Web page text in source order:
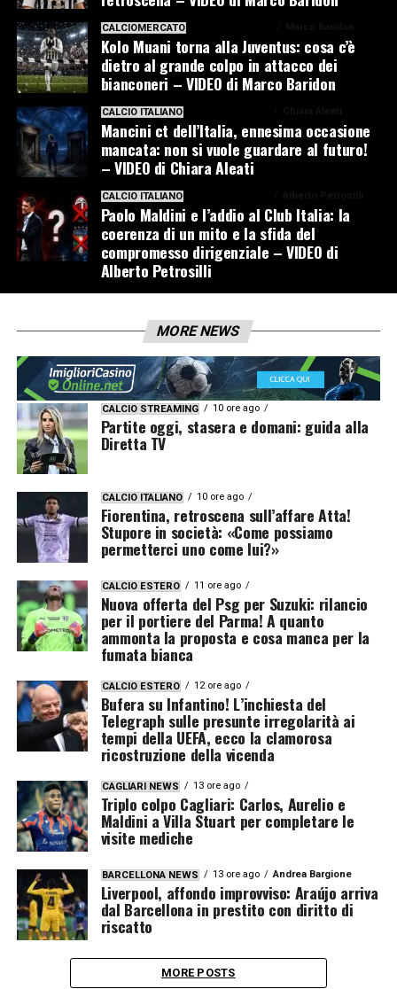
CALCIOMERCATO
Kolo Muani torna alla Juventus: cosa c’è
dietro al grande colpo in attacco dei
bianconeri – VIDEO di Marco Baridon
CALCIO ITALIANO
Mancini ct dell’Italia, ennesima occasione
mancata: non si vuole guardare al futuro!
– VIDEO di Chiara Aleati
CALCIO ITALIANO
Paolo Maldini e l’addio al Club Italia: la
coerenza di un mito e la sfida del
compromesso dirigenziale – VIDEO di
Alberto Petrosilli
MORE NEWS
CALCIO STREAMING 10 ore ago
Partite oggi, stasera e domani: guida alla
Diretta TV
CALCIO ITALIANO 10 ore ago
Fiorentina, retroscena sull’affare Atta!
Stupore in società: «Come possiamo
permetterci uno come lui?»
CALCIO ESTERO 11 ore ago
Nuova offerta del Psg per Suzuki: rilancio
per il portiere del Parma! A quanto
ammonta la proposta e cosa manca per la
fumata bianca
CALCIO ESTERO 12 ore ago
Bufera su Infantino! L’inchiesta del
Telegraph sulle presunte irregolarità ai
tempi della UEFA, ecco la clamorosa
ricostruzione della vicenda
CAGLIARI NEWS 13 ore ago
Triplo colpo Cagliari: Carlos, Aurelio e
Maldini a Villa Stuart per completare le
visite mediche
BARCELLONA NEWS 13 ore ago Andrea Bargione
Liverpool, affondo improvviso: Araújo arriva
dal Barcellona in prestito con diritto di
riscatto
MORE POSTS